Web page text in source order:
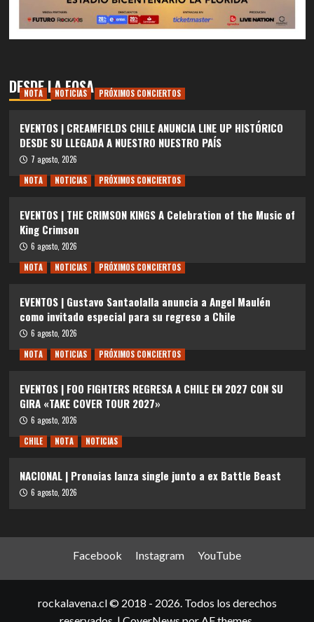
DESDE LA FOSA
NOTA NOTICIAS PRÓXIMOS CONCIERTOS
EVENTOS | CREAMFIELDS CHILE ANUNCIA LINE UP HISTÓRICO
DESDE SU LLEGADA A NUESTRO NUESTRO PAÍS
7 agosto, 2026
NOTA
NOTICIAS PRÓXIMOS CONCIERTOS
EVENTOS | THE CRIMSON KINGS A Celebration of the Music of
King Crimson
6 agosto, 2026
NOTA
NOTICIAS PRÓXIMOS CONCIERTOS
EVENTOS | Gustavo Santaolalla anuncia a Angel Maulén
como invitado especial para su regreso a Chile
6 agosto, 2026
NOTA
NOTICIAS PRÓXIMOS CONCIERTOS
EVENTOS | FOO FIGHTERS REGRESA A CHILE EN 2027 CON SU
GIRA «TAKE COVER TOUR 2027»
6 agosto, 2026
CHILE
NOTA NOTICIAS
NACIONAL | Pronoias lanza single junto a ex Battle Beast
6 agosto, 2026
Facebook Instagram YouTube
rockalavena.cl © 2018 - 2026. Todos los derechos